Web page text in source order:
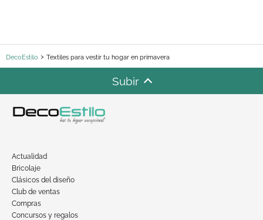
DecoEstilo Textiles para vestir tu hogar en primavera
Subir
Actualidad
Bricolaje
Clásicos del diseño
Club de ventas
Compras
Concursos y regalos